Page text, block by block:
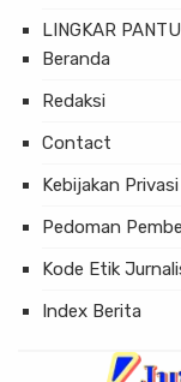
LINGKAR
Beranda
Redaksi
Contact
Kebijakan Privasi
Pedoman
Kode Etik
Index Berita